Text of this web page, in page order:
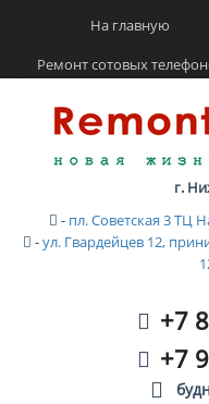
На главную
Ремонт сотовых
г.
- пл. Советская 3 ТЦ
-ул. Гвардейцев 12,
+7
+7